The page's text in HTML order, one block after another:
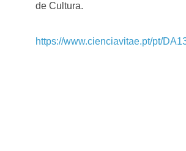
de Cultura.
https://www.cienciavitae.pt/pt/